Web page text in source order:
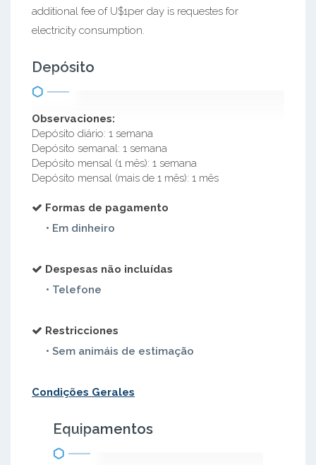
additional fee of U$1per day is requestes for
electricity consumption.
Depósito
Observaciones:
Depósito diário: 1 semana
Depósito semanal: 1 semana
Depósito mensal (1 mês): 1 semana
Depósito mensal (mais de 1 mês): 1 mês
Formas de pagamento
• Em dinheiro
Despesas não incluídas
• Telefone
Restricciones
• Sem animáis de estimação
Condições Gerales
Equipamentos